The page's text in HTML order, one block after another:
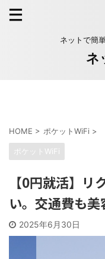
ネットで簡
ネ
HOME > ポケットWiFi >
ポケットWiFi
【0円就活】リ
い。交通費も
2025年6月30日